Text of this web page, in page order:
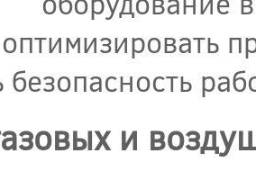
безопасность
и